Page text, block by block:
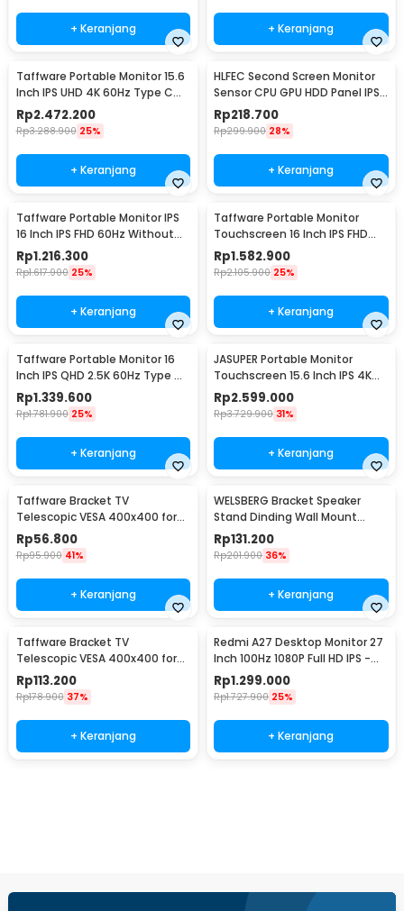
+ Keranjang + Keranjang
Taffware Portable Monitor 15.6
Inch IPS UHD 4K 60Hz Type C
Mini HDMI - SJD1505
Rp2.472.200
Rp3.288.900 25%
+ Keranjang
HLFEC Second Screen Monitor
Sensor CPU GPU HDD Panel IPS
3.5 Inch - HL-3
Rp218.700
Rp299.900 28%
+ Keranjang
Taffware Portable Monitor IPS
16 Inch IPS FHD 60Hz Without
Touchscreen - 1600XTS
Rp1.216.300
Rp1.617.900 25%
+ Keranjang
Taffware Portable Monitor
Touchscreen 16 Inch IPS FHD
60Hz Type C - 1600XTS
Rp1.582.900
Rp2.105.900 25%
+ Keranjang
Taffware Portable Monitor 16
Inch IPS QHD 2.5K 60Hz Type C
Mini HDMI - 1600XTS
Rp1.339.600
Rp1.781.900 25%
+ Keranjang
JASUPER Portable Monitor
Touchscreen 15.6 Inch IPS 4K
60Hz Type C - XW-660
Rp2.599.000
Rp3.729.900 31%
+ Keranjang
Taffware Bracket TV
Telescopic VESA 400x400 for
14-55 Inch TV - HDL-117B-2
Rp56.800
Rp95.900 41%
+ Keranjang
WELSBERG Bracket Speaker
Stand Dinding Wall Mount
Telescopic 2 PCS - SPS-501
Rp131.200
Rp201.900 36%
+ Keranjang
Taffware Bracket TV
Telescopic VESA 400x400 for
32-65 Inch TV - P4
Rp113.200
Rp178.900 37%
+ Keranjang
Redmi A27 Desktop Monitor 27
Inch 100Hz 1080P Full HD IPS -
A27
Rp1.299.000
Rp1.727.900 25%
+ Keranjang